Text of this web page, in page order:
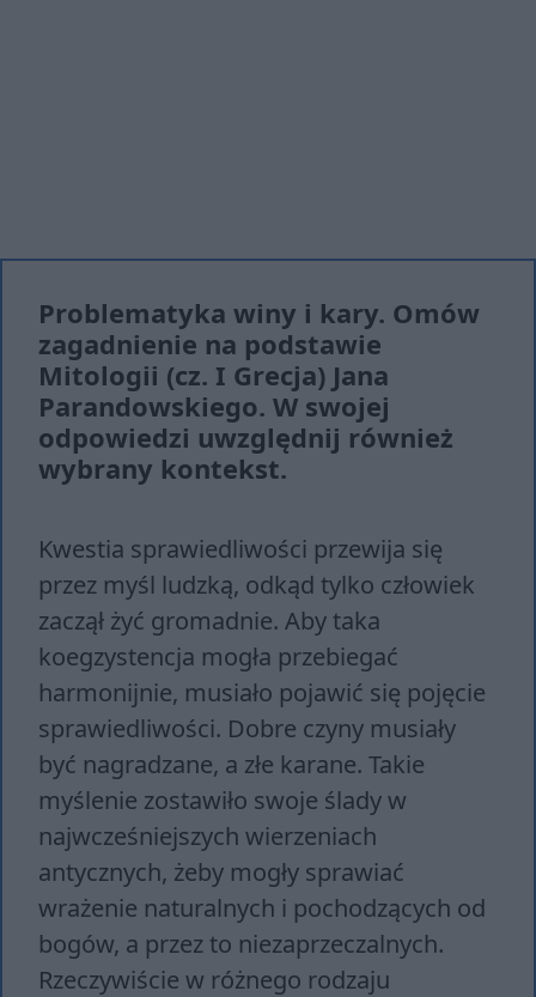
Problematyka winy i kary. Omów
zagadnienie na podstawie
Mitologii (cz. I Grecja) Jana
Parandowskiego. W swojej
odpowiedzi uwzględnij również
wybrany kontekst.
Kwestia sprawiedliwości przewija się
przez myśl ludzką, odkąd tylko człowiek
zaczął żyć gromadnie. Aby taka
koegzystencja mogła przebiegać
harmonijnie, musiało pojawić się pojęcie
sprawiedliwości. Dobre czyny musiały
być nagradzane, a złe karane. Takie
myślenie zostawiło swoje ślady w
najwcześniejszych wierzeniach
antycznych, żeby mogły sprawiać
wrażenie naturalnych i pochodzących od
bogów, a przez to niezaprzeczalnych.
Rzeczywiście w różnego rodzaju